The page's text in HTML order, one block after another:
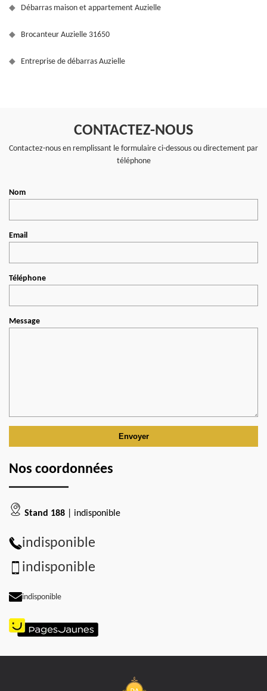
Débarras maison et appartement Auzielle
Brocanteur Auzielle 31650
Entreprise de débarras Auzielle
CONTACTEZ-NOUS
Contactez-nous en remplissant le formulaire ci-dessous ou directement par
téléphone
Nom
Email
Téléphone
Message
Nos coordonnées
Stand 188 | indisponible
indisponible
indisponible
indisponible